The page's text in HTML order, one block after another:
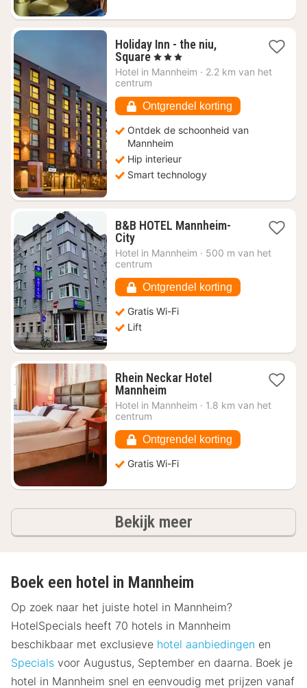
Holiday Inn - the niu,
Square1
nacht
69
, 3 Sterren
Hotel in Mannheim · 2.2 km van het
centrum
Ontgrendel korting
Ontdek de schoonheid van
Mannheim
Hip interieur
Smart technology
B&B HOTEL Mannheim-
City1
nacht
vanaf
58,20
Hotel in Mannheim · 500 m van het
centrum
Ontgrendel korting
Gratis Wi-Fi
Lift
Rhein Neckar Hotel
Mannheim1
nacht
88,67
Hotel in Mannheim · 1.8 km van het
centrum
Ontgrendel korting
Gratis Wi-Fi
Bekijk meerhotels
Boek een hotel in Mannheim
Op zoek naar het juiste hotel in Mannheim?
HotelSpecials heeft 70 hotels in Mannheim
beschikbaar met exclusieve hotel aanbiedingen en
Specials voor Augustus, September en daarna. Boek je
hotel in Mannheim snel en eenvoudig met prijzen vanaf